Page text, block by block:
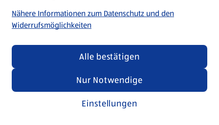
Nähere Informationen zum Datenschutz und den
Widerrufsmöglichkeiten
Einstellungen
Nur Notwendige
Alle bestätigen